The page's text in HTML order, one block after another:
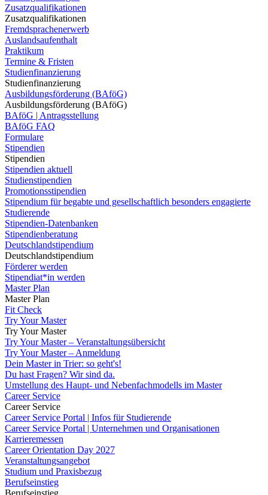
Zusatzqualifikationen
Zusatzqualifikationen
Fremdsprachenerwerb
Auslandsaufenthalt
Praktikum
Termine & Fristen
Studienfinanzierung
Studienfinanzierung
Ausbildungsförderung (BAföG)
Ausbildungsförderung (BAföG)
BAföG | Antragsstellung
BAföG FAQ
Formulare
Stipendien
Stipendien
Stipendien aktuell
Studienstipendien
Promotionsstipendien
Stipendium für begabte und gesellschaftlich besonders engagierte
Studierende
Stipendien-Datenbanken
Stipendienberatung
Deutschlandstipendium
Deutschlandstipendium
Förderer werden
Stipendiat*in werden
Master Plan
Master Plan
Fit Check
Try Your Master
Try Your Master
Try Your Master – Veranstaltungsübersicht
Try Your Master – Anmeldung
Dein Master in Trier: so geht's!
Du hast Fragen? Wir sind da.
Umstellung des Haupt- und Nebenfachmodells im Master
Career Service
Career Service
Career Service Portal | Infos für Studierende
Career Service Portal | Unternehmen und Organisationen
Karrieremessen
Career Orientation Day 2027
Veranstaltungsangebot
Studium und Praxisbezug
Berufseinstieg
Berufseinstieg